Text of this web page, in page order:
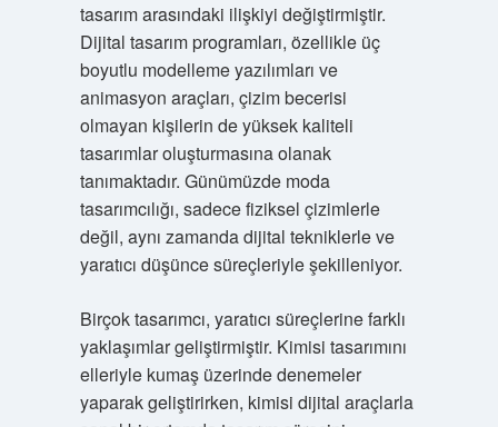
tasarım arasındaki ilişkiyi değiştirmiştir.
Dijital tasarım programları, özellikle üç
boyutlu modelleme yazılımları ve
animasyon araçları, çizim becerisi
olmayan kişilerin de yüksek kaliteli
tasarımlar oluşturmasına olanak
tanımaktadır. Günümüzde moda
tasarımcılığı, sadece fiziksel çizimlerle
değil, aynı zamanda dijital tekniklerle ve
yaratıcı düşünce süreçleriyle şekilleniyor.
Birçok tasarımcı, yaratıcı süreçlerine farklı
yaklaşımlar geliştirmiştir. Kimisi tasarımını
elleriyle kumaş üzerinde denemeler
yaparak geliştirirken, kimisi dijital araçlarla